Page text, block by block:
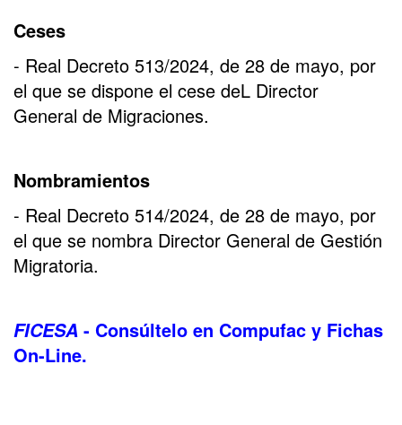
Ceses
- Real Decreto 513/2024, de 28 de mayo, por
el que se dispone el cese deL Director
General de Migraciones.
Nombramientos
- Real Decreto 514/2024, de 28 de mayo, por
el que se nombra Director General de Gestión
Migratoria.
FICESA - Consúltelo en Compufac y Fichas
On-Line.